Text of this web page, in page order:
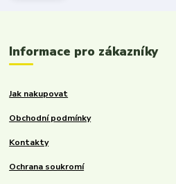
Informace pro zákazníky
Jak nakupovat
Obchodní podmínky
Kontakty
Ochrana soukromí